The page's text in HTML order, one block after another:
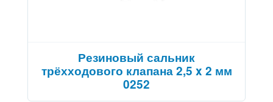
Резиновый сальник
трёхходового клапана 2,5 x 2 мм
0252